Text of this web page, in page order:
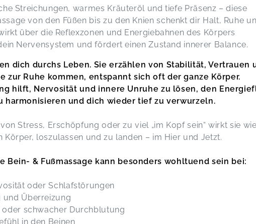
Streichungen, warmes Kräuteröl und tiefe Präsenz – diese
von den Füßen bis zu den Knien schenkt dir Halt, Ruhe
über die Reflexzonen und Energiebahnen des Körpers
Nervensystem und fördert einen Zustand innerer Balance.
dich durchs Leben. Sie erzählen von Stabilität, Vertrauen
zur Ruhe kommen, entspannt sich oft der ganze Körper.
hilft, Nervosität und innere Unruhe zu lösen, den
harmonisieren und dich wieder tief zu verwurzeln.
Stress, Erschöpfung oder zu viel „im Kopf sein“ wirkt sie
Körper, loszulassen und zu landen – im Hier und Jetzt.
Bein- & Fußmassage kann besonders wohltuend sein bei:
oder Schlafstörungen
und Überreizung
oder schwacher Durchblutung
in den Beinen